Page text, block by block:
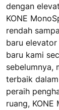
dengan
KONE
rendah
baru elevator
baru kami
sebelumnya,
terbaik
peraih
ruang,